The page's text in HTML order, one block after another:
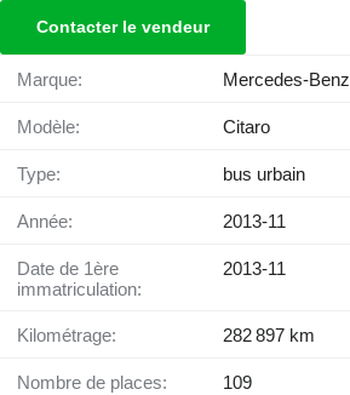
Contacter le vendeur
Marque: Mercedes-Benz
Modèle: Citaro
Type: bus urbain
Année: 2013-11
Date de 1ère
immatriculation:
2013-11
Kilométrage: 282 897 km
Nombre de places: 109